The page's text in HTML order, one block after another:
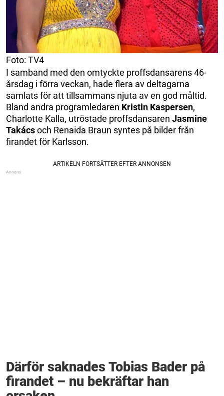
Foto: TV4
I samband med den omtyckte proffsdansarens 46-
årsdag i förra veckan, hade flera av deltagarna
samlats för att tillsammans njuta av en god måltid.
Bland andra programledaren Kristin Kaspersen,
Charlotte Kalla, utröstade proffsdansaren Jasmine
Takácsoch Renaida Braun syntes på bilder från
firandet för Karlsson.
Därför saknades Tobias Bader på
firandet – nu bekräftar han